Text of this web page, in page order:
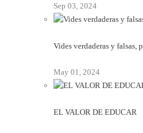
Sep 03, 2024
Vides verdaderas y falsas, p..
May 01, 2024
EL VALOR DE EDUCAR